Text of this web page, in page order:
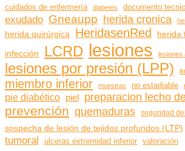
cuidados de enfermería diabetes documento
exudado Gneaupp herida cronica
herida quirúrgica HeridasenRed herida
infección LCRD lesiones lesiones
lesiones por presión (LPP)
miembro inferior muestras no estadiable
pie diabético piel preparacion lecho
prevención quemaduras seguridad
sospecha de lesión de tejidos profundos (LTP)
tumoral ulceras extremidad inferior valoración